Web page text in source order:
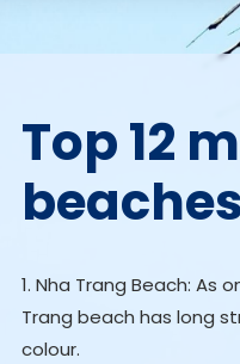
Top 12
1. Nha Trang Beach: As
Trang beach has long
colour.